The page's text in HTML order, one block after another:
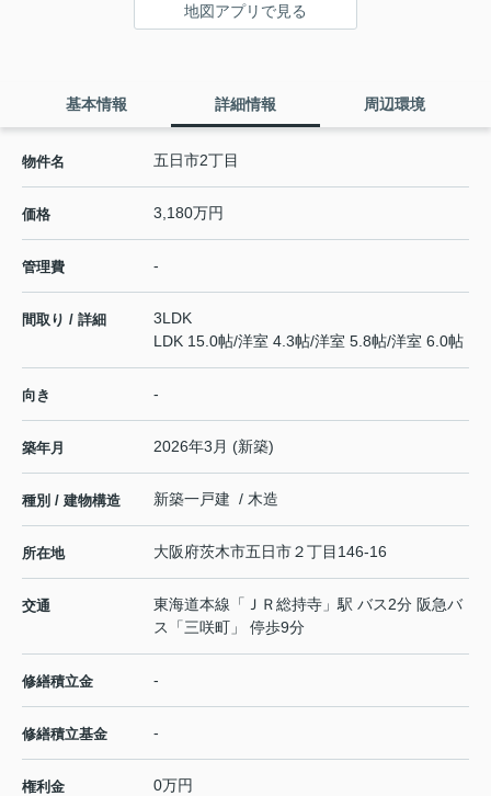
地図アプリで見る
基本情報 詳細情報 周辺環境
物件名 五日市2丁目
価格 3,180万円
管理費 -
間取り / 詳細
3LDK
LDK 15.0帖/洋室 4.3帖/洋室 5.8帖/洋室 6.0帖
向き -
築年月 2026年3月 (新築)
種別 / 建物構造 新築一戸建 / 木造
所在地 大阪府茨木市五日市２丁目146-16
交通 東海道本線 「 ＪＲ総持寺 」駅 バス2分 阪急バ
ス「三咲町」 停歩9分
修繕積立金 -
修繕積立基金 -
権利金 0万円